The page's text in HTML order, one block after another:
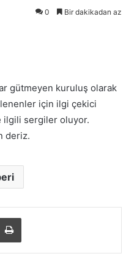
0 Bir dakikadan az
gütmeyen kuruluş olarak
için ilgi çekici
ilgili sergiler oluyor.
deriz.
ile paylaş Yazdır